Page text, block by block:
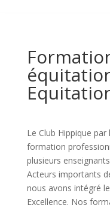
Le Club Hippique par
formation
plusieurs
Acteurs importants
nous avons intégré
Excellence. Nos